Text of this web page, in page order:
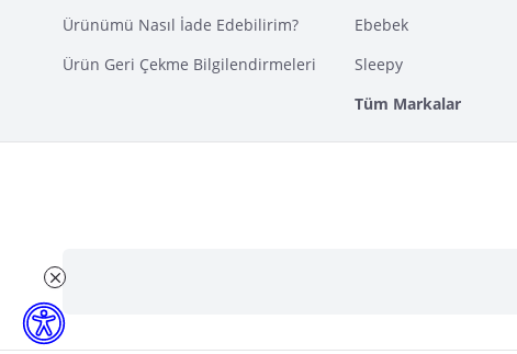
Ürünümü Nasıl İade Edebilirim?
Ürün Geri Çekme Bilgilendirmeleri
Ebebek
Sleepy
Tüm Markalar